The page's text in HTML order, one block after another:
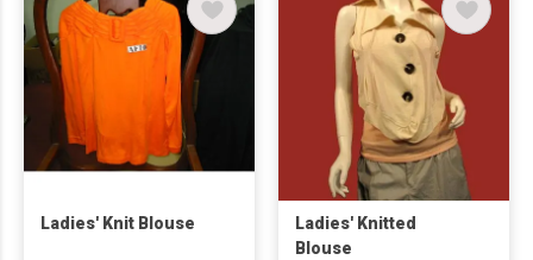
Ladies' Knit Blouse
Ladies' Knitted
Blouse